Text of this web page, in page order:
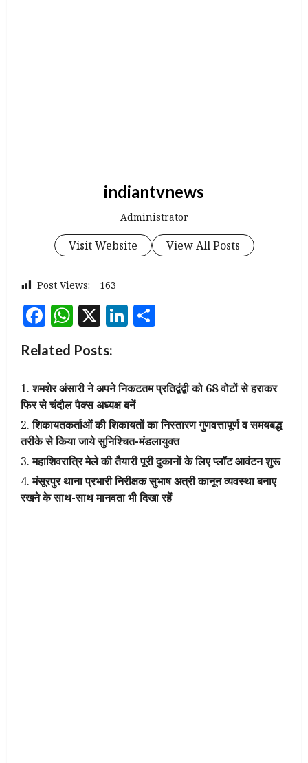
indiantvnews
Administrator
Visit Website View All Posts
Post Views: 163
Facebook
WhatsApp
X LinkedIn
Related Posts:
शमशेर अंसारी ने अपने निकटतम प्रतिद्वंद्वी को 68 वोटों से हराकर
फिर से चंदौल पैक्स अध्यक्ष बनें
शिकायतकर्ताओं की शिकायतों का निस्तारण गुणवत्तापूर्ण व समयबद्ध
तरीके से किया जाये सुनिश्चित-मंडलायुक्त
महाशिवरात्रि मेले की तैयारी पूरी दुकानों के लिए प्लॉट आवंटन शुरू
मंसूरपुर थाना प्रभारी निरीक्षक सुभाष अत्री कानून व्यवस्था बनाए
रखने के साथ-साथ मानवता भी दिखा रहें